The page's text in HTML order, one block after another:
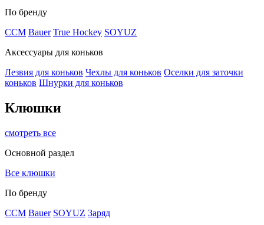
По бренду
ССМ Bauer True Hockey SOYUZ
Аксессуары для коньков
Лезвия для коньков Чехлы для коньков Оселки для заточки
коньков Шнурки для коньков
Клюшки
смотреть все
Основной раздел
Все клюшки
По бренду
CCM Bauer SOYUZ Заряд